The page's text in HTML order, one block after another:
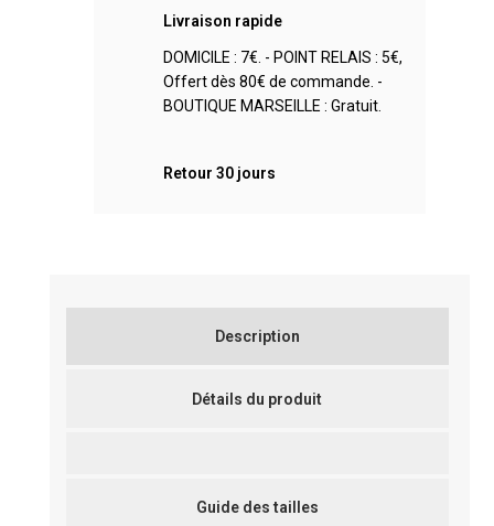
Livraison rapide
DOMICILE : 7€. - POINT RELAIS : 5€,
Offert dès 80€ de commande. -
BOUTIQUE MARSEILLE : Gratuit.
Retour 30 jours
Description
Détails du produit
Guide des tailles